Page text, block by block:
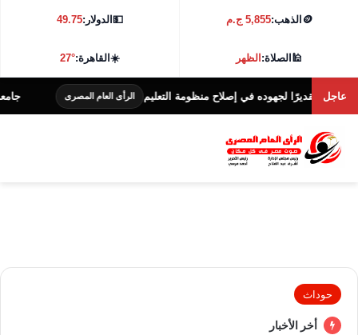
🪙 الذهب:5,855 ج.م 💵الدولار:49.75
🕌الصلاة:الظهر ☀️القاهرة:27°
عاجللجهوده في إصلاح منظومة التعليم الرأى العام المصرى جامعة كفر الشيخ تطلق
حوداث
أخر الأخبار